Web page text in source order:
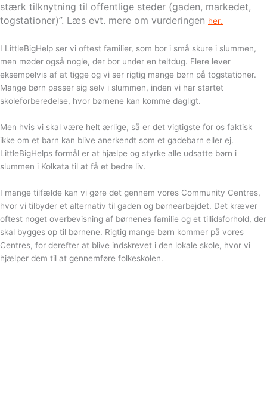
stærk tilknytning til offentlige steder (gaden, markedet,
togstationer)”. Læs evt. mere om vurderingen her.
I LittleBigHelp ser vi oftest familier, som bor i små skure i slummen,
men møder også nogle, der bor under en teltdug. Flere lever
eksempelvis af at tigge og vi ser rigtig mange børn på togstationer.
Mange børn passer sig selv i slummen, inden vi har startet
skoleforberedelse, hvor børnene kan komme dagligt.
Men hvis vi skal være helt ærlige, så er det vigtigste for os faktisk
ikke om et barn kan blive anerkendt som et gadebarn eller ej.
LittleBigHelps formål er at hjælpe og styrke alle udsatte børn i
slummen i Kolkata til at få et bedre liv.
I mange tilfælde kan vi gøre det gennem vores Community Centres,
hvor vi tilbyder et alternativ til gaden og børnearbejdet. Det kræver
oftest noget overbevisning af børnenes familie og et tillidsforhold, der
skal bygges op til børnene. Rigtig mange børn kommer på vores
Centres, for derefter at blive indskrevet i den lokale skole, hvor vi
hjælper dem til at gennemføre folkeskolen.